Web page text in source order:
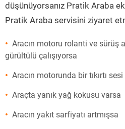
düşünüyorsanız Pratik Araba
Pratik Araba servisini ziyaret
Aracın motoru rolanti ve sürüş
gürültülü çalışıyorsa
Aracın motorunda bir tıkırtı
Araçta yanık yağ kokusu varsa
Aracın yakıt sarfiyatı artmışsa